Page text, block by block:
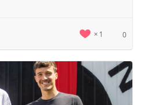
1 0